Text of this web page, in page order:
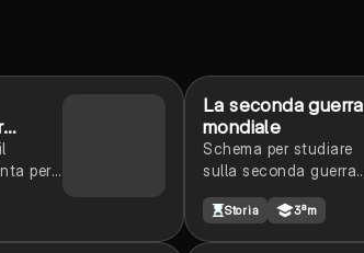
per
La seconda guerra
mondiale
Schema per studiare
sulla seconda guerra
Storia 3ªm